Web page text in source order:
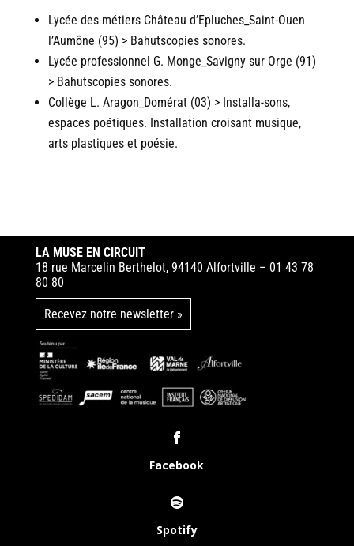
Lycée des métiers Château d’Epluches_Saint-Ouen
l’Aumône (95) > Bahutscopies sonores.
Lycée professionnel G. Monge_Savigny sur Orge (91)
> Bahutscopies sonores.
Collège L. Aragon_Domérat (03) > Installa-sons,
espaces poétiques. Installation croisant musique,
arts plastiques et poésie.
LA MUSE EN CIRCUIT
18 rue Marcelin Berthelot, 94140 Alfortville – 01 43 78
80 80
Recevez notre newsletter »
Facebook
Spotify